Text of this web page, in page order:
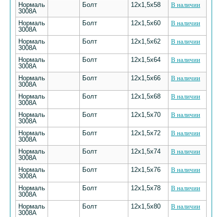
Нормаль
3008А
Болт 12х1,5х58 В наличии
Нормаль
3008А
Болт 12х1,5х60 В наличии
Нормаль
3008А
Болт 12х1,5х62 В наличии
Нормаль
3008А
Болт 12х1,5х64 В наличии
Нормаль
3008А
Болт 12х1,5х66 В наличии
Нормаль
3008А
Болт 12х1,5х68 В наличии
Нормаль
3008А
Болт 12х1,5х70 В наличии
Нормаль
3008А
Болт 12х1,5х72 В наличии
Нормаль
3008А
Болт 12х1,5х74 В наличии
Нормаль
3008А
Болт 12х1,5х76 В наличии
Нормаль
3008А
Болт 12х1,5х78 В наличии
Нормаль
3008А
Болт 12х1,5х80 В наличии